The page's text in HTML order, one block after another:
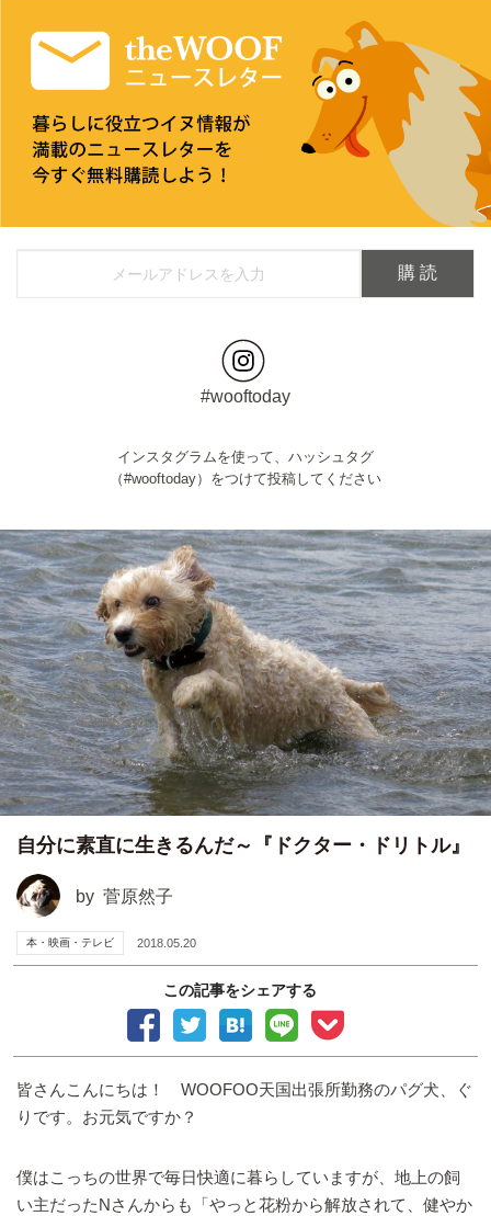
#wooftoday
インスタグラムを使って、ハッシュタグ
（#wooftoday）をつけて投稿してください
自分に素直に生きるんだ～『ドクター・ドリトル』
by 菅原然子
本・映画・テレビ 2018.05.20
この記事をシェアする
皆さんこんにちは！ WOOFOO天国出張所勤務のパグ犬、ぐ
りです。お元気ですか？
僕はこっちの世界で毎日快適に暮らしていますが、地上の飼
い主だったNさんからも「やっと花粉から解放されて、健やか